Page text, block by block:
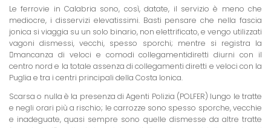
Le ferrovie in Calabria sono, così, datate, il servizio è meno che
mediocre, i disservizi elevatissimi. Basti pensare che nella fascia
jonica si viaggia su un solo binario, non elettrificato, e vengo utilizzati
vagoni dismessi, vecchi, spesso sporchi; mentre si registra la
mancanza di veloci e comodi collegamentidiretti diurni con il
centro nord e la totale assenza di collegamenti diretti e veloci con la
Puglia e tra i centri principali della Costa Ionica.
Scarsa o nulla è la presenza di Agenti Polizia (POLFER) lungo le tratte
e negli orari più a rischio; le carrozze sono spesso sporche, vecchie
e inadeguate, quasi sempre sono quelle dismesse da altre tratte